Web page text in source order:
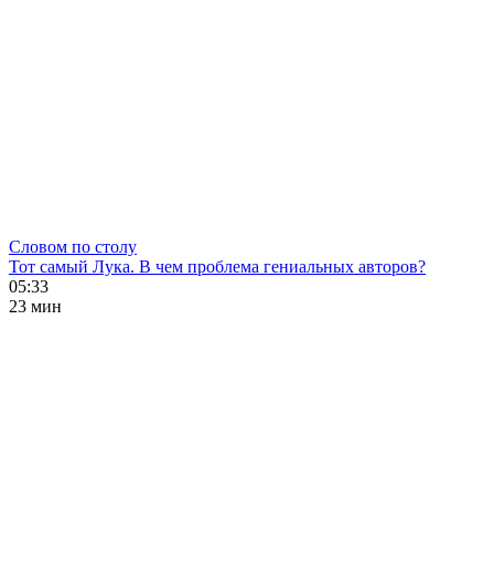
Словом по столу
Тот самый Лука. В чем проблема гениальных авторов?
05:33
23 мин